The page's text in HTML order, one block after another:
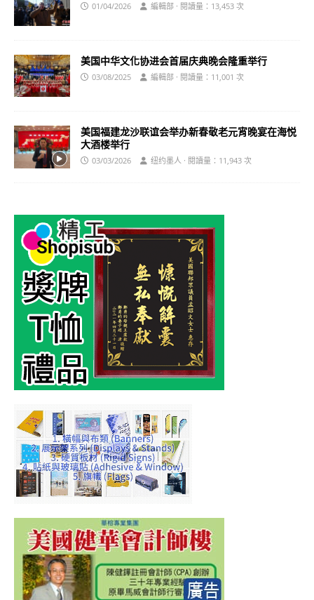
01/04/2026 編輯部 · 閱讀量：13,453 次
美国中华文化协进会首届庆典晚会隆重举行
03/08/2025 編輯部 · 閱讀量：11,001 次
美国福建龙沙联谊会举办新春敬老元宵晚宴在海悦
大酒楼举行
03/03/2026 纽约墨人 · 閱讀量：11,943 次